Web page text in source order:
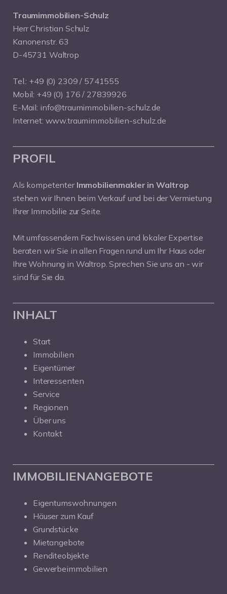
Traumimmobilien-Schulz
Herr Christian Schulz
Kanonenstr. 63
D-45731 Waltrop
Tel.: +49 (0) 2309 / 5741555
Mobil: +49 (0) 176 / 27839926
E-Mail: info@traumimmobilien-schulz.de
Internet: www.traumimmobilien-schulz.de
PROFIL
Als kompetenter Immobilienmakler in Waltrop
stehen wir Ihnen beim Verkauf und bei der Vermietung
Ihrer Immobilie zur Seite.
Mit umfassendem Fachwissen und lokaler Expertise
beraten wir Sie in allen Fragen rund um Ihr Haus oder
Ihre Wohnung in Waltrop. Sprechen Sie uns an - wir
sind für Sie da.
INHALT
Start
Immobilien
Eigentümer
Interessenten
Service
Regionen
Über uns
Kontakt
IMMOBILIENANGEBOTE
Eigentumswohnungen
Häuser zum Kauf
Grundstücke
Mietangebote
Renditeobjekte
Gewerbeimmobilien